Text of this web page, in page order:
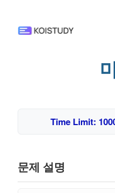
Time Limit:
문제 설명